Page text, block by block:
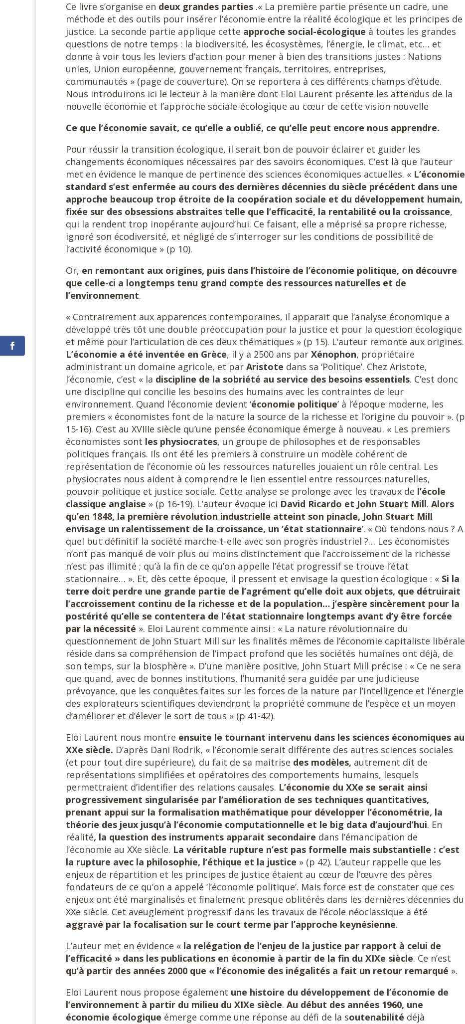
Ce livre s’organise en deux grandes parties .« La première partie présente un cadre, une
méthode et des outils pour insérer l’économie entre la réalité écologique et les principes de
justice. La seconde partie applique cette approche social-écologique à toutes les grandes
questions de notre temps : la biodiversité, les écosystèmes, l’énergie, le climat, etc… et
donne à voir tous les leviers d’action pour mener à bien des transitions justes : Nations
unies, Union européenne, gouvernement français, territoires, entreprises,
communautés » (page de couverture). On se reportera à ces différents champs d’étude.
Nous introduirons ici le lecteur à la manière dont Eloi Laurent présente les attendus de la
nouvelle économie et l’approche sociale-écologique au cœur de cette vision nouvelle
Ce que l’économie savait, ce qu’elle a oublié, ce qu’elle peut encore nous apprendre.
Pour réussir la transition écologique, il serait bon de pouvoir éclairer et guider les
changements économiques nécessaires par des savoirs économiques. C’est là que l’auteur
met en évidence le manque de pertinence des sciences économiques actuelles. « L’économie
standard s’est enfermée au cours des dernières décennies du siècle précédent dans une
approche beaucoup trop étroite de la coopération sociale et du développement humain,
fixée sur des obsessions abstraites telle que l’efficacité, la rentabilité ou la croissance,
qui la rendent trop inopérante aujourd’hui. Ce faisant, elle a méprisé sa propre richesse,
ignoré son écodiversité, et négligé de s’interroger sur les conditions de possibilité de
l’activité économique » (p 10).
Or, en remontant aux origines, puis dans l’histoire de l’économie politique, on découvre
que celle-ci a longtemps tenu grand compte des ressources naturelles et de
l’environnement.
« Contrairement aux apparences contemporaines, il apparait que l’analyse économique a
développé très tôt une double préoccupation pour la justice et pour la question écologique
et même pour l’articulation de ces deux thématiques » (p 15). L’auteur remonte aux origines.
L’économie a été inventée en Grèce, il y a 2500 ans par Xénophon, propriétaire
administrant un domaine agricole, et par Aristote dans sa ‘Politique’. Chez Aristote,
l’économie, c’est « la discipline de la sobriété au service des besoins essentiels. C’est donc
une discipline qui concilie les besoins des humains avec les contraintes de leur
environnement. Quand l’économie devient ‘économie politique’ à l’époque moderne, les
premiers « économistes font de la nature la source de la richesse et l’origine du pouvoir ». (p
15-16). C’est au XVIIIe siècle qu’une pensée économique émerge à nouveau. « Les premiers
économistes sont les physiocrates, un groupe de philosophes et de responsables
politiques français. Ils ont été les premiers à construire un modèle cohérent de
représentation de l’économie où les ressources naturelles jouaient un rôle central. Les
physiocrates nous aident à comprendre le lien essentiel entre ressources naturelles,
pouvoir politique et justice sociale. Cette analyse se prolonge avec les travaux de l’école
classique anglaise » (p 16-19). L’auteur évoque ici David Ricardo et John Stuart Mill. Alors
qu’en 1848, la première révolution industrielle atteint son pinacle, John Stuart Mill
envisage un ralentissement de la croissance, un ‘état stationnaire’. « Où tendons nous ? A
quel but définitif la société marche-t-elle avec son progrès industriel ?… Les économistes
n’ont pas manqué de voir plus ou moins distinctement que l’accroissement de la richesse
n’est pas illimité ; qu’à la fin de ce qu’on appelle l’état progressif se trouve l’état
stationnaire… ». Et, dès cette époque, il pressent et envisage la question écologique : « Si la
terre doit perdre une grande partie de l’agrément qu’elle doit aux objets, que détruirait
l’accroissement continu de la richesse et de la population… j’espère sincèrement pour la
postérité qu’elle se contentera de l’état stationnaire longtemps avant d’y être forcée
par la nécessité ». Eloi Laurent commente ainsi : « La nature révolutionnaire du
questionnement de John Stuart Mill sur les finalités mêmes de l’économie capitaliste libérale
réside dans sa compréhension de l’impact profond que les sociétés humaines ont déjà, de
son temps, sur la biosphère ». D’une manière positive, John Stuart Mill précise : « Ce ne sera
que quand, avec de bonnes institutions, l’humanité sera guidée par une judicieuse
prévoyance, que les conquêtes faites sur les forces de la nature par l’intelligence et l’énergie
des explorateurs scientifiques deviendront la propriété commune de l’espèce et un moyen
d’améliorer et d’élever le sort de tous » (p 41-42).
Eloi Laurent nous montre ensuite le tournant intervenu dans les sciences économiques au
XXe siècle. D’après Dani Rodrik, « l’économie serait différente des autres sciences sociales
(et pour tout dire supérieure), du fait de sa maitrise des modèles, autrement dit de
représentations simplifiées et opératoires des comportements humains, lesquels
permettraient d’identifier des relations causales. L’économie du XXe se serait ainsi
progressivement singularisée par l’amélioration de ses techniques quantitatives,
prenant appui sur la formalisation mathématique pour développer l’économétrie, la
théorie des jeux jusqu’à l’économie computationnelle et le big data d’aujourd’hui. En
réalité, la question des instruments apparait secondaire dans l’émancipation de
l’économie au XXe siècle. La véritable rupture n’est pas formelle mais substantielle : c’est
la rupture avec la philosophie, l’éthique et la justice » (p 42). L’auteur rappelle que les
enjeux de répartition et les principes de justice étaient au cœur de l’œuvre des pères
fondateurs de ce qu’on a appelé ‘l’économie politique’. Mais force est de constater que ces
enjeux ont été marginalisés et finalement presque oblitérés dans les dernières décennies du
XXe siècle. Cet aveuglement progressif dans les travaux de l’école néoclassique a été
aggravé par la focalisation sur le court terme par l’approche keynésienne.
L’auteur met en évidence « la relégation de l’enjeu de la justice par rapport à celui de
l’efficacité » dans les publications en économie à partir de la fin du XIXe siècle. Ce n’est
qu’à partir des années 2000 que « l’économie des inégalités a fait un retour remarqué ».
Eloi Laurent nous propose également une histoire du développement de l’économie de
l’environnement à partir du milieu du XIXe siècle. Au début des années 1960, une
économie écologique émerge comme une réponse au défi de la soutenabilité déjà